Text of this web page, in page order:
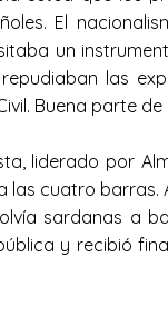
El
un
las
Buena parte
liderado por
cuatro barras.
sardanas a
y recibió